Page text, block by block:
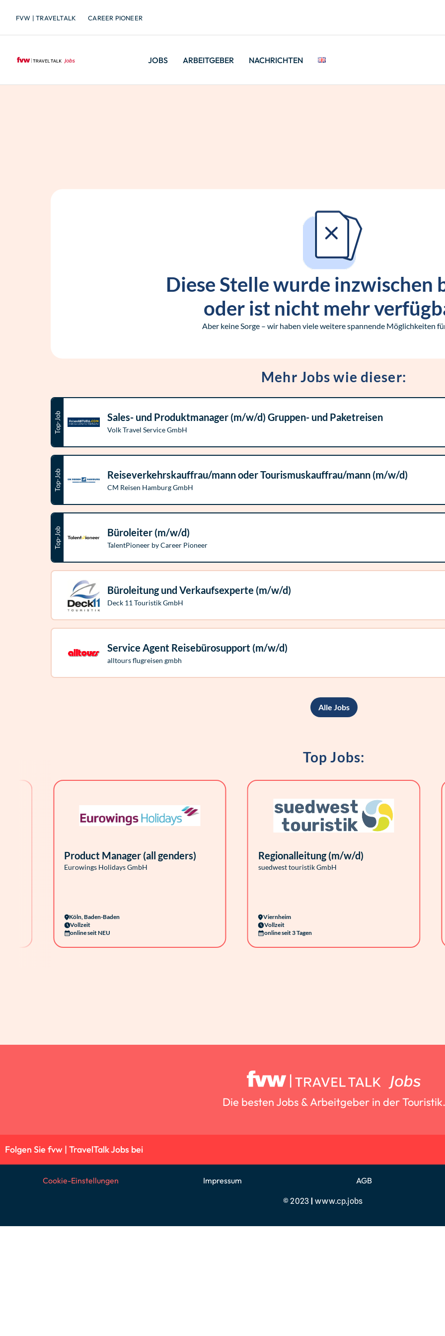
FVW | TRAVELTALK CAREER PIONEER
JOBS ARBEITGEBER NACHRICHTEN
Diese Stelle wurde inzwischen
oder ist nicht mehr
Aber keine Sorge – wir haben viele weitere spannende Möglichkeiten
Mehr Jobs wie dieser:
Top-Job Sales- und Produktmanager (m/w/d) Gruppen- und Paketreisen
Volk Travel Service GmbH
Top-Job Reiseverkehrskauffrau/mann oder Tourismuskauffrau/mann (m/w/d)
CM Reisen Hamburg GmbH
Top-Job Büroleiter (m/w/d)
TalentPioneer by Career Pioneer
Büroleitung und Verkaufsexperte (m/w/d)
Deck 11 Touristik GmbH
Service Agent Reisebürosupport (m/w/d)
alltours flugreisen gmbh
Alle Jobs
Top Jobs:
Product Manager (all genders)
Eurowings Holidays GmbH
Köln, Baden-Baden
Vollzeit
online seit NEU
Regionalleitung (m/w/d)
suedwest touristik GmbH
Viernheim
Vollzeit
online seit 3 Tagen
Die besten Jobs & Arbeitgeber in der Touristik.
Folgen Sie fvw | TravelTalk Jobs bei
Cookie-Einstellungen Impressum AGB
© 2023 | www.cp.jobs